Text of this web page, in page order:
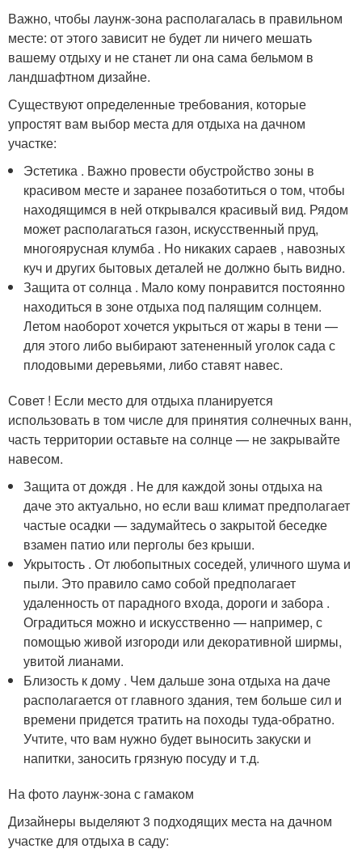
Важно, чтобы лаунж-зона располагалась в правильном
месте: от этого зависит не будет ли ничего мешать
вашему отдыху и не станет ли она сама бельмом в
ландшафтном дизайне.
Существуют определенные требования, которые
упростят вам выбор места для отдыха на дачном
участке:
Эстетика . Важно провести обустройство зоны в
красивом месте и заранее позаботиться о том, чтобы
находящимся в ней открывался красивый вид. Рядом
может располагаться газон, искусственный пруд,
многоярусная клумба . Но никаких сараев , навозных
куч и других бытовых деталей не должно быть видно.
Защита от солнца . Мало кому понравится постоянно
находиться в зоне отдыха под палящим солнцем.
Летом наоборот хочется укрыться от жары в тени —
для этого либо выбирают затененный уголок сада с
плодовыми деревьями, либо ставят навес.
Совет ! Если место для отдыха планируется
использовать в том числе для принятия солнечных ванн,
часть территории оставьте на солнце — не закрывайте
навесом.
Защита от дождя . Не для каждой зоны отдыха на
даче это актуально, но если ваш климат предполагает
частые осадки — задумайтесь о закрытой беседке
взамен патио или перголы без крыши.
Укрытость . От любопытных соседей, уличного шума и
пыли. Это правило само собой предполагает
удаленность от парадного входа, дороги и забора .
Оградиться можно и искусственно — например, с
помощью живой изгороди или декоративной ширмы,
увитой лианами.
Близость к дому . Чем дальше зона отдыха на даче
располагается от главного здания, тем больше сил и
времени придется тратить на походы туда-обратно.
Учтите, что вам нужно будет выносить закуски и
напитки, заносить грязную посуду и т.д.
На фото лаунж-зона с гамаком
Дизайнеры выделяют 3 подходящих места на дачном
участке для отдыха в саду: